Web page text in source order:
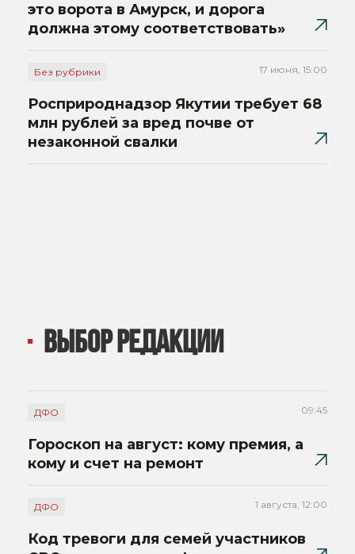
это ворота в Амурск, и дорога
должна этому соответствовать»
Без рубрики 17 июня, 15:00
Росприроднадзор Якутии требует 68
млн рублей за вред почве от
незаконной свалки
ВЫБОР РЕДАКЦИИ
ДФО 09:45
Гороскоп на август: кому премия, а
кому и счет на ремонт
ДФО 1 августа, 12:00
Код тревоги для семей участников